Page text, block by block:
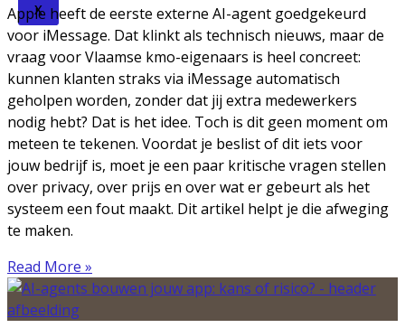
X
Apple heeft de eerste externe AI-agent goedgekeurd
voor iMessage. Dat klinkt als technisch nieuws, maar de
vraag voor Vlaamse kmo-eigenaars is heel concreet:
kunnen klanten straks via iMessage automatisch
geholpen worden, zonder dat jij extra medewerkers
nodig hebt? Dat is het idee. Toch is dit geen moment om
meteen te tekenen. Voordat je beslist of dit iets voor
jouw bedrijf is, moet je een paar kritische vragen stellen
over privacy, over prijs en over wat er gebeurt als het
systeem een fout maakt. Dit artikel helpt je die afweging
te maken.
Read More »